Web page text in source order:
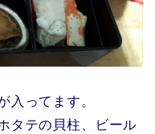
入ってます。
タテの貝柱、ビール